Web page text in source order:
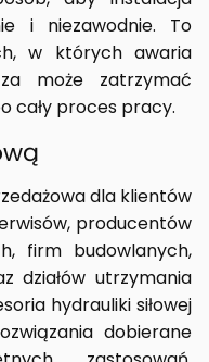
i niezawodnie. To
w których awaria
może zatrzymać
cały proces pracy.
dla klientów
producentów
firm budowlanych,
działów utrzymania
hydrauliki siłowej
dobierane